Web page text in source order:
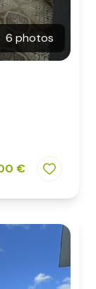
6 photos
€